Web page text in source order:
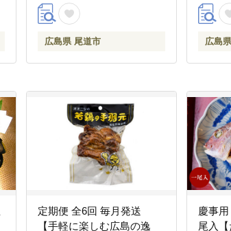
広島県 尾道市 広島
定期便 全6回 毎月発送
【手軽に楽しむ広島の逸
慶事
尾入